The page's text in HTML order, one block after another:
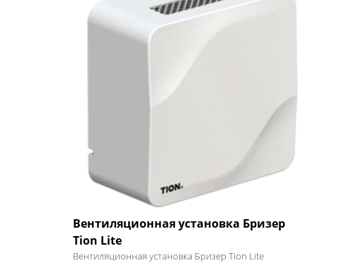
Вентиляционная установка Бризер
Tion Lite
Вентиляционная установка Бризер Tion Lite